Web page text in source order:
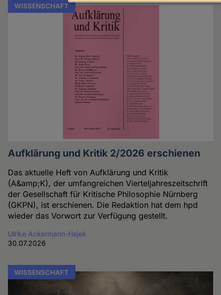
WISSENSCHAFT
Aufklärung und Kritik 2/2026 erschienen
Das aktuelle Heft von Aufklärung und Kritik
(A&amp;K), der umfangreichen Vierteljahreszeitschrift
der Gesellschaft für Kritische Philosophie Nürnberg
(GKPN), ist erschienen. Die Redaktion hat dem hpd
wieder das Vorwort zur Verfügung gestellt.
Ulrike Ackermann-Hajek
30.07.2026
WISSENSCHAFT
Daten
und
Cookies